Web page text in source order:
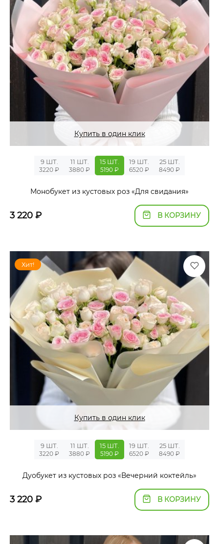
Купить в один клик
9 ШТ.
3220 ₽
11 ШТ.
3880 ₽
15 ШТ.
5190 ₽
19 ШТ.
6520 ₽
25 ШТ.
8490 ₽
Монобукет из кустовых роз «Для свидания»
3 220 ₽ В КОРЗИНУ
Хит!
Купить в один клик
9 ШТ.
3220 ₽
11 ШТ.
3880 ₽
15 ШТ.
5190 ₽
19 ШТ.
6520 ₽
25 ШТ.
8490 ₽
Дуобукет из кустовых роз «Вечерний коктейль»
3 220 ₽ В КОРЗИНУ